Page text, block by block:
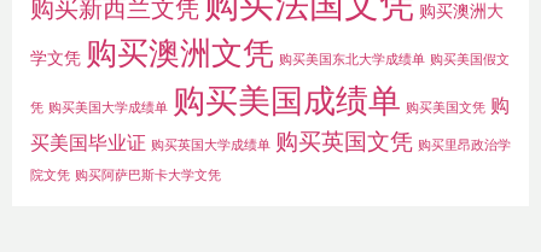
购买新西兰文凭 购买澳洲大
学文凭 购买澳洲文凭 购买美国东北大学成绩单 购买美国假文
凭 购买美国大学成绩单 购买美国成绩单 购买美国文凭 购
买美国毕业证 购买英国大学成绩单 购买英国文凭 购买里昂政治学
院文凭 购买阿萨巴斯卡大学文凭